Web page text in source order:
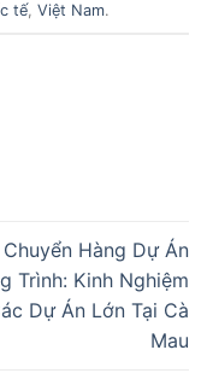
tế, Việt Nam.
Chuyển Hàng Dự Án
Trình: Kinh Nghiệm
Dự Án Lớn Tại Cà
Mau